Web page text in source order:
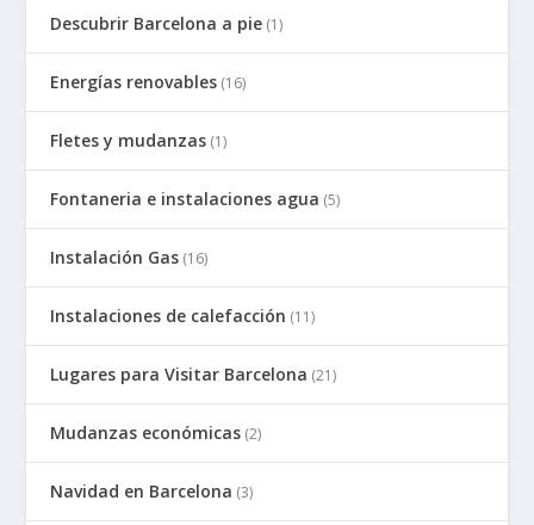
Descubrir Barcelona a pie (1)
Energías renovables (16)
Fletes y mudanzas (1)
Fontaneria e instalaciones agua (5)
Instalación Gas (16)
Instalaciones de calefacción (11)
Lugares para Visitar Barcelona (21)
Mudanzas económicas (2)
Navidad en Barcelona (3)